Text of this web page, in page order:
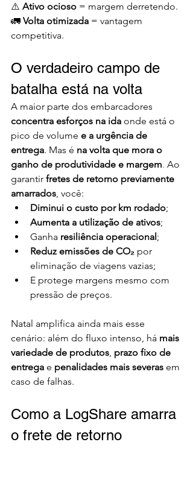
⚠️ Ativo ocioso = margem derretendo.
🚛 Volta otimizada = vantagem
competitiva.
O verdadeiro campo de
batalha está na volta
A maior parte dos embarcadores
concentra esforços na ida onde está o
pico de volume e a urgência de
entrega. Mas é na volta que mora o
ganho de produtividade e margem. Ao
garantir fretes de retorno previamente
amarrados, você:
Diminui o custo por km rodado;
Aumenta a utilização de ativos;
Ganha resiliência operacional;
Reduz emissões de CO₂ por
eliminação de viagens vazias;
E protege margens mesmo com
pressão de preços.
Natal amplifica ainda mais esse
cenário: além do fluxo intenso, há mais
variedade de produtos, prazo fixo de
entrega e penalidades mais severas em
caso de falhas.
Como a LogShare amarra
o frete de retorno